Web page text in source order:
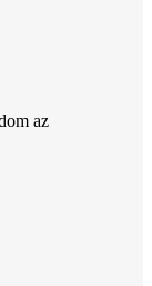
az